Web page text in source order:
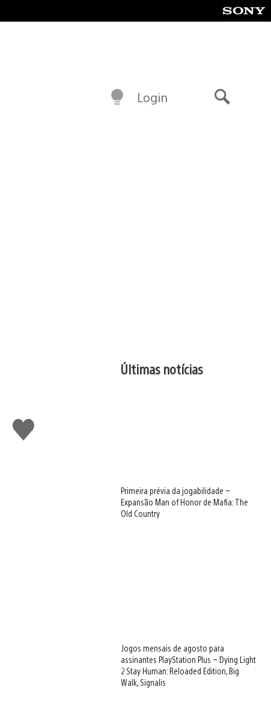
Login
Curtir
Últimas notícias
Primeira prévia da jogabilidade –
Expansão Man of Honor de Mafia: The
Old Country
Jogos mensais de agosto para
assinantes PlayStation Plus – Dying Light
2 Stay Human: Reloaded Edition, Big
Walk, Signalis